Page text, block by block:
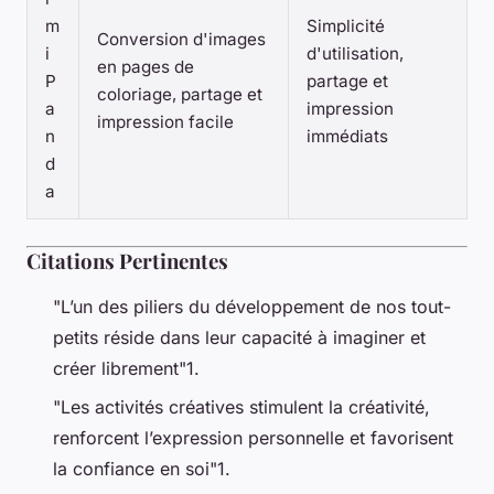
m
i
P
a
n
d
a
Conversion d'images
en pages de
coloriage, partage et
impression facile
Simplicité
d'utilisation,
partage et
impression
immédiats
Citations Pertinentes
"L’un des piliers du développement de nos tout-
petits réside dans leur capacité à imaginer et
créer librement"1.
"Les activités créatives stimulent la créativité,
renforcent l’expression personnelle et favorisent
la confiance en soi"1.